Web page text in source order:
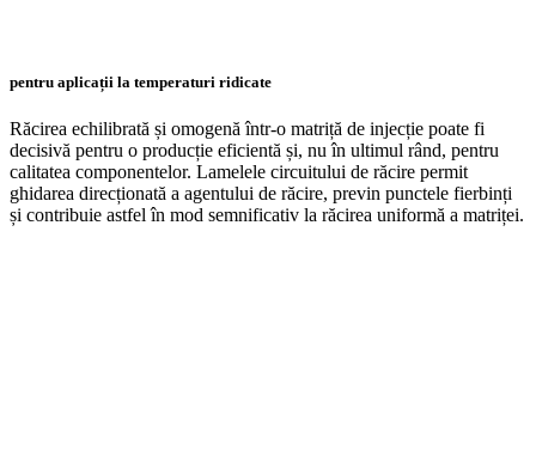
pentru aplicații la temperaturi ridicate
Răcirea echilibrată și omogenă într-o matriță de injecție poate fi
decisivă pentru o producție eficientă și, nu în ultimul rând, pentru
calitatea componentelor. Lamelele circuitului de răcire permit
ghidarea direcționată a agentului de răcire, previn punctele fierbinți
și contribuie astfel în mod semnificativ la răcirea uniformă a matriței.